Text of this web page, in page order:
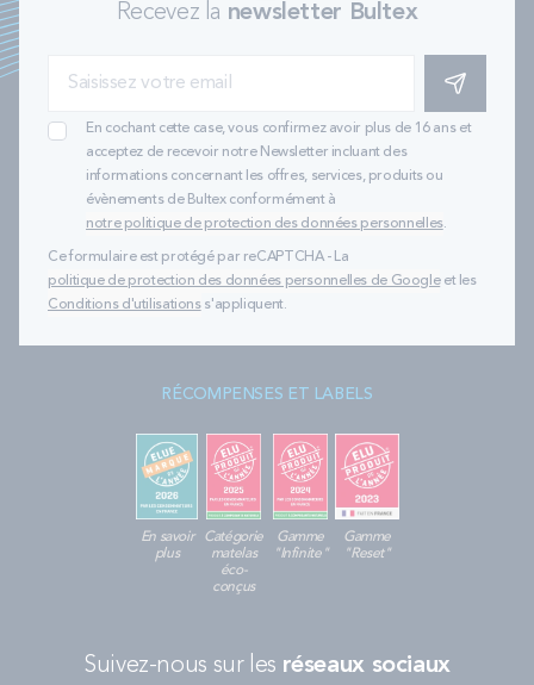
Recevez la newsletter Bultex
S'INSCRIRE
En cochant cette case, vous confirmez avoir plus de 16 ans et
acceptez de recevoir notre Newsletter incluant des
informations concernant les offres, services, produits ou
évènements de Bultex conformément à
notre politique de protection des données personnelles.
Ce formulaire est protégé par reCAPTCHA - La
politique de protection des données personnelles de Googleet les
Conditions d'utilisationss'appliquent.
RÉCOMPENSES ET LABELS
En savoir
plus
Catégorie
matelas
éco-
conçus
Gamme
"Infinite"
Gamme
"Reset"
Suivez-nous sur les réseaux sociaux